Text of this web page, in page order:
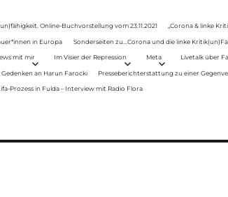
Online-Buchvorstellung vom 23.11.2021 „Corona & linke
in Europa Sonderseiten zu…Corona und die linke
mit mir Im Visier der Repression Meta Livetalk über
Gedenken an Harun Farocki Presseberichterstattung zu einer
Prozess in Fulda – Interview mit Radio Flora